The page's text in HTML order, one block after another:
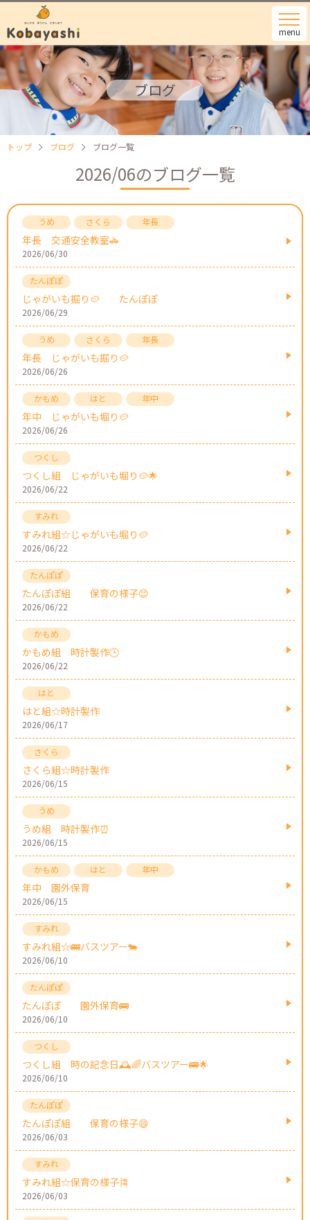
menu
ブログ
トップ ブログ ブログ一覧
2026/06のブログ一覧
年長 交通安全教室🚓
2026/06/30
じゃがいも掘り🥔 たんぽぽ
2026/06/29
年長 じゃがいも掘り🥔
2026/06/26
年中 じゃがいも堀り🥔
2026/06/26
つくし組 じゃがいも堀り🥔🌟
2026/06/22
すみれ組☆じゃがいも堀り🥔
2026/06/22
たんぽぽ組 保育の様子😊
2026/06/22
かもめ組 時計製作🕒
2026/06/22
はと組☆時計製作
2026/06/17
さくら組☆時計製作
2026/06/15
うめ組 時計製作⏰
2026/06/15
年中 園外保育
2026/06/15
すみれ組☆🚌バスツアー🐄
2026/06/10
たんぽぽ 園外保育🚌
2026/06/10
つくし組 時の記念日🕰️🌈バスツアー🚌🌟
2026/06/10
たんぽぽ組 保育の様子😄
2026/06/03
すみれ組☆保育の様子🎏
2026/06/03